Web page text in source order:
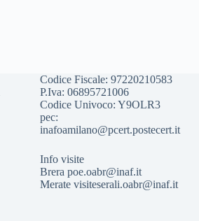
Codice Fiscale: 97220210583
P.Iva: 06895721006
Codice Univoco: Y9OLR3
pec:
inafoamilano@pcert.postecert.it
Info visite
Brerapoe.oabr@inaf.it
Meratevisiteserali.oabr@inaf.it